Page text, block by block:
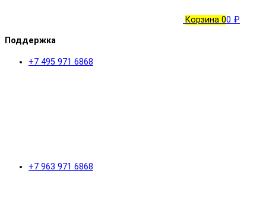
Корзина 00 ₽
Поддержка
+7 495 971 6868
+7 963 971 6868